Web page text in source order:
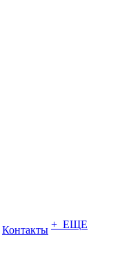
Контакты + ЕЩЕ